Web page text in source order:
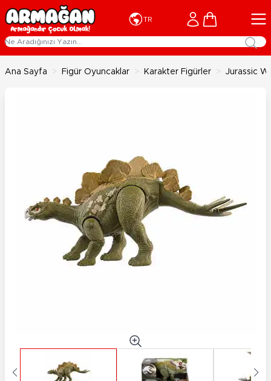
İçeriğe geç
TR Cart
Ana Sayfa > Figür Oyuncaklar > Karakter Figürler > Jurassic